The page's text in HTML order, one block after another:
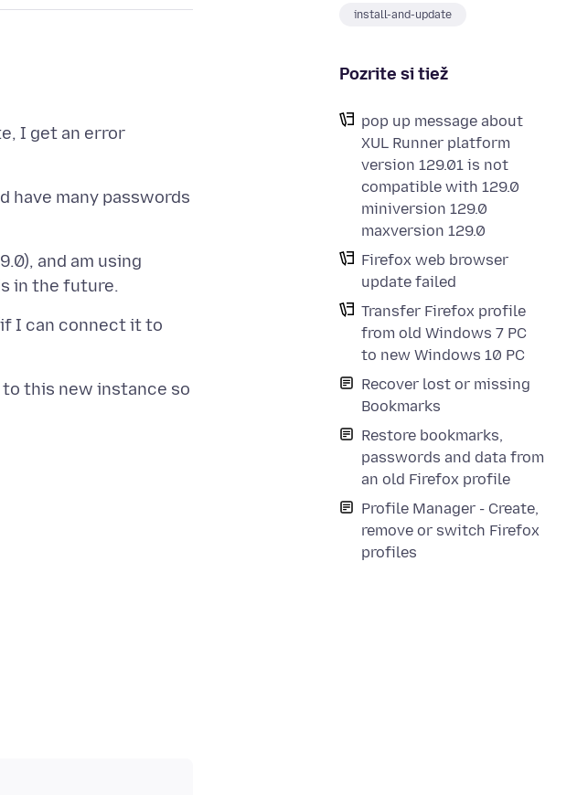
install-and-update
Pozrite si tiež
pop up message about
XUL Runner platform
version 129.01 is not
compatible with 129.0
miniversion 129.0
maxversion 129.0
Firefox web browser
update failed
Transfer Firefox profile
from old Windows 7 PC
to new Windows 10 PC
Recover lost or missing
Bookmarks
Restore bookmarks,
passwords and data from
an old Firefox profile
Profile Manager - Create,
remove or switch Firefox
profiles
I get an error
have many passwords
and am using
I can connect it to
this new instance so